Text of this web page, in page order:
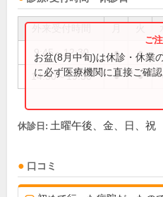
9:45～12:30 ● ●
14:30～19:30 ● ●
お盆(8月中旬)は休診・休業
に必ず医療機関に直接ご確認
休診日: 土曜午後、金、日、祝
口コミ